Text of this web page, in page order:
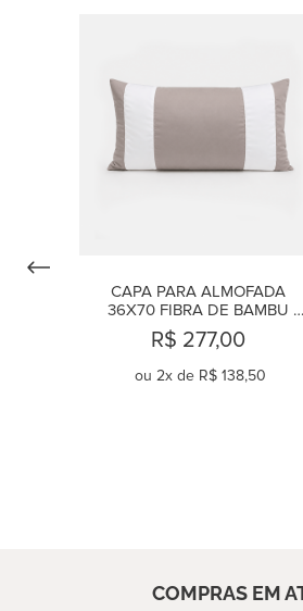
CAPA PARA ALMOFADA
36X70 FIBRA DE BAMBU
MONDRIAN SAND
R$ 277,00
ou 2x de R$ 138,50
COMPRAS EM